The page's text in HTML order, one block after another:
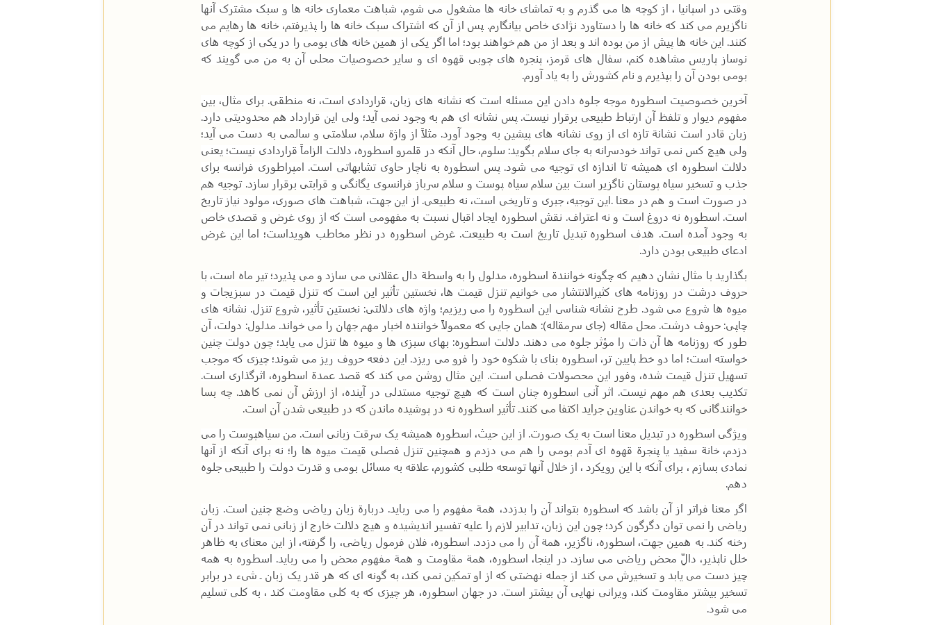
وقتی در اسپانیا ، از کوچه ها می گذرم و به تماشای خانه ها مشغول می شوم، شباهت معماری خانه ها و سبک مشترک آنها
ناگزیرم می کند که خانه ها را دستاورد نژادی خاص بیانگارم. پس از آن که اشتراک سبک خانه ها را پذیرفتم، خانه ها رهایم می
کنند. این خانه ها پیش از من بوده اند و بعد از من هم خواهند بود؛ اما اگر یکی از همین خانه های بومی را در یکی از کوچه های
نوساز پاریس مشاهده کنم، سفال های قرمز، پنجره های چوبی قهوه ای و سایر خصوصیات محلی آن به من می گویند که
بومی بودن آن را بپذیرم و نام کشورش را به یاد آورم.
آخرین خصوصیت اسطوره موجه جلوه دادن این مسئله است که نشانه های زبان، قراردادی است، نه منطقی. برای مثال، بین
مفهوم دیوار و تلفظ آن ارتباط طبیعی برقرار نیست. پس نشانه ای هم به وجود نمی آید؛ ولی این قرارداد هم محدودیتی دارد.
زبان قادر است نشانة تازه ای از روی نشانه های پیشین به وجود آورد. مثلاً از واژة سلام، سلامتی و سالمی به دست می آید؛
ولی هیچ کس نمی تواند خودسرانه به جای سلام بگوید: سلوم، حال آنکه در قلمرو اسطوره، دلالت الزاماً قراردادی نیست؛ یعنی
دلالت اسطوره ای همیشه تا اندازه ای توجیه می شود. پس اسطوره به ناچار حاوی تشابهاتی است. امپراطوری فرانسه برای
جذب و تسخیر سیاه پوستان ناگزیر است بین سلام سیاه پوست و سلام سرباز فرانسوی یگانگی و قرابتی برقرار سازد. توجیه هم
در صورت است و هم در معنا .این توجیه، جبری و تاریخی است، نه طبیعی. از این جهت، شباهت های صوری، مولود نیاز تاریخ
است. اسطوره نه دروغ است و نه اعتراف. نقش اسطوره ایجاد اقبال نسبت به مفهومی است که از روی غرض و قصدی خاص
به وجود آمده است. هدف اسطوره تبدیل تاریخ است به طبیعت. غرض اسطوره در نظر مخاطب هویداست؛ اما این غرض
ادعای طبیعی بودن دارد.
بگذارید با مثال نشان دهیم که چگونه خوانندة اسطوره، مدلول را به واسطة دال عقلانی می سازد و می پذیرد؛ تیر ماه است، با
حروف درشت در روزنامه های کثیرالانتشار می خوانیم تنزل قیمت ها، نخستین تأثیر این است که تنزل قیمت در سبزیجات و
میوه ها شروع می شود. طرح نشانه شناسی این اسطوره را می ریزیم؛ واژه های دلالتی: نخستین تأثیر، شروع تنزل. نشانه های
چاپی: حروف درشت. محل مقاله (جای سرمقاله): همان جایی که معمولاً خواننده اخبار مهم جهان را می خواند. مدلول: دولت، آن
طور که روزنامه ها آن ذات را مؤثر جلوه می دهند. دلالت اسطوره: بهای سبزی ها و میوه ها تنزل می یابد؛ چون دولت چنین
خواسته است؛ اما دو خط پایین تر، اسطوره بنای با شکوه خود را فرو می ریزد. این دفعه حروف ریز می شوند؛ چیزی که موجب
تسهیل تنزل قیمت شده، وفور این محصولات فصلی است. این مثال روشن می کند که قصد عمدة اسطوره، اثرگذاری است.
تکذیب بعدی هم مهم نیست. اثر آنی اسطوره چنان است که هیچ توجیه مستدلی در آینده، از ارزش آن نمی کاهد. چه بسا
خوانندگانی که به خواندن عناوین جراید اکتفا می کنند. تأثیر اسطوره نه در پوشیده ماندن که در طبیعی شدن آن است.
ویژگی اسطوره در تبدیل معنا است به یک صورت. از این حیث، اسطوره همیشه یک سرقت زبانی است. من سیاهپوست را می
دزدم، خانة سفید یا پنجرة قهوه ای آدم بومی را هم می دزدم و همچنین تنزل فصلی قیمت میوه ها را؛ نه برای آنکه از آنها
نمادی بسازم ، برای آنکه با این رویکرد ، از خلال آنها توسعه طلبی کشورم، علاقه به مسائل بومی و قدرت دولت را طبیعی جلوه
دهم.
اگر معنا فراتر از آن باشد که اسطوره بتواند آن را بدزدد، همة مفهوم را می رباید. دربارة زبان ریاضی وضع چنین است. زبان
ریاضی را نمی توان دگرگون کرد؛ چون این زبان، تدابیر لازم را علیه تفسیر اندیشیده و هیچ دلالت خارج از زبانی نمی تواند در آن
رخنه کند. به همین جهت، اسطوره، ناگزیر، همة آن را می دزدد. اسطوره، فلان فرمول ریاضی، را گرفته، از این معنای به ظاهر
خلل ناپذیر، دالِّ محض ریاضی می سازد. در اینجا، اسطوره، همة مقاومت و همة مفهوم محض را می رباید. اسطوره به همه
چیز دست می یابد و تسخیرش می کند از جمله نهضتی که از او تمکین نمی کند، به گونه ای که هر قدر یک زبان ـ شیء در برابر
تسخیر بیشتر مقاومت کند، ویرانی نهایی آن بیشتر است. در جهان اسطوره، هر چیزی که به کلی مقاومت کند ، به کلی تسلیم
می شود.